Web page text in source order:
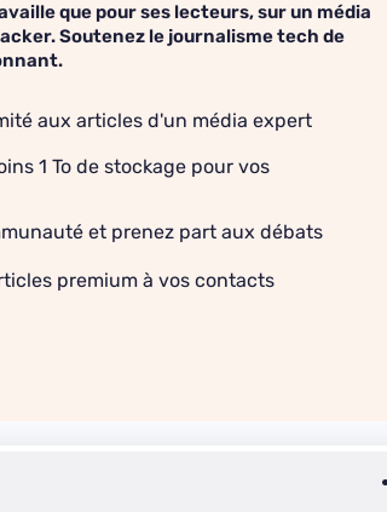
que pour ses lecteurs, sur un média
Soutenez le journalisme tech de
aux articles d'un média expert
1 To de stockage pour vos
et prenez part aux débats
premium à vos contacts